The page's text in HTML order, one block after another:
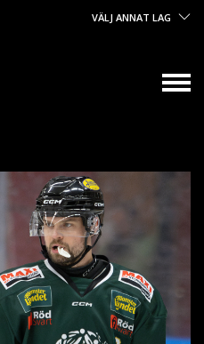
VÄLJ ANNAT LAG